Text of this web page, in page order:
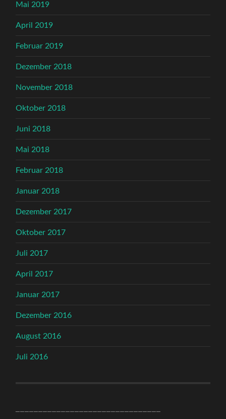
Mai 2019
April 2019
Februar 2019
Dezember 2018
November 2018
Oktober 2018
Juni 2018
Mai 2018
Februar 2018
Januar 2018
Dezember 2017
Oktober 2017
Juli 2017
April 2017
Januar 2017
Dezember 2016
August 2016
Juli 2016